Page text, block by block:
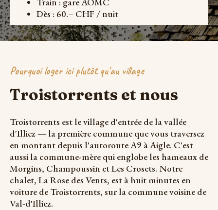
Dès : 60.– CHF / nuit
Pourquoi loger ici plutôt qu'au village
Troistorrents et nous
Troistorrents est le village d'entrée de la vallée
d'Illiez — la première commune que vous traversez
en montant depuis l'autoroute A9 à Aigle. C'est
aussi la commune-mère qui englobe les hameaux de
Morgins, Champoussin et Les Crosets. Notre
chalet, La Rose des Vents, est à huit minutes en
voiture de Troistorrents, sur la commune voisine de
Val-d'Illiez.